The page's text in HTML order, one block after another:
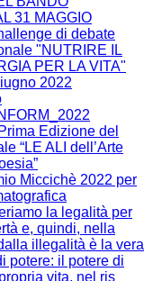
31 MAGGIO
di debate
"NUTRIRE IL
PER LA VITA"
2022
Edizione del
“LE ALI dell’Arte
Miccichè 2022 per
la legalità per
e, quindi, nella
illegalità è la vera
potere: il potere di
vita, nel ris